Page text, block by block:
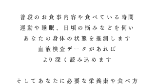
普段のお食事内容や食べている時間
運動や睡眠、日頃の悩みなどを伺い
あなたの身体の状態を推測します
血液検査データがあれば
​より深く読み込めます
そしてあなたに必要な栄養素や食べ方